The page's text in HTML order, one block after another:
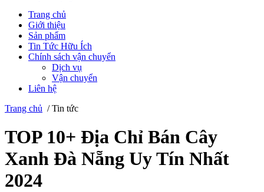
Trang chủ
Giới thiệu
Sản phẩm
Tin Tức Hữu Ích
Chính sách vận chuyển
Dịch vụ
Vận chuyển
Liên hệ
Trang chủ /Tin tức
TOP 10+ Địa Chỉ Bán Cây
Xanh Đà Nẵng Uy Tín Nhất
2024